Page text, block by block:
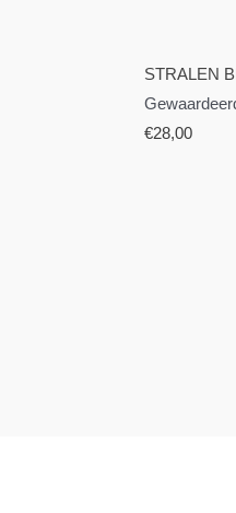
STRALEN
€28,00